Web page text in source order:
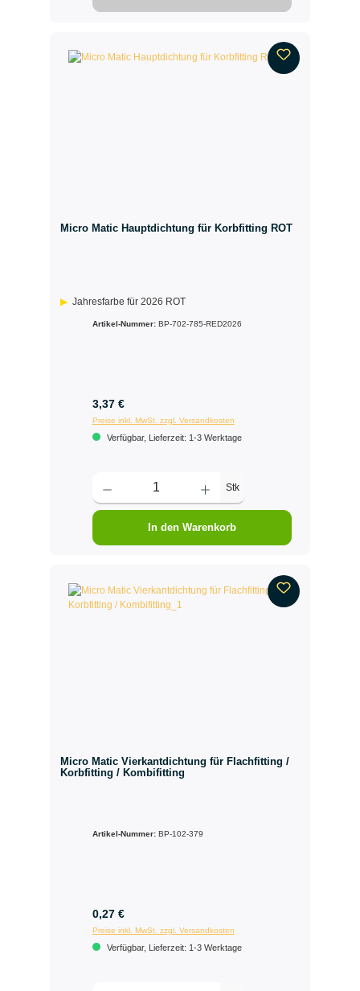
Micro Matic Hauptdichtung für Korbfitting ROT
Jahresfarbe für 2026 ROT
Artikel-Nummer: BP-702-785-RED2026
3,37 €
Preise inkl. MwSt. zzgl. Versandkosten
Verfügbar, Lieferzeit: 1-3 Werktage
Stk
In den Warenkorb
Micro Matic Vierkantdichtung für Flachfitting /
Korbfitting / Kombifitting
Artikel-Nummer: BP-102-379
0,27 €
Preise inkl. MwSt. zzgl. Versandkosten
Verfügbar, Lieferzeit: 1-3 Werktage